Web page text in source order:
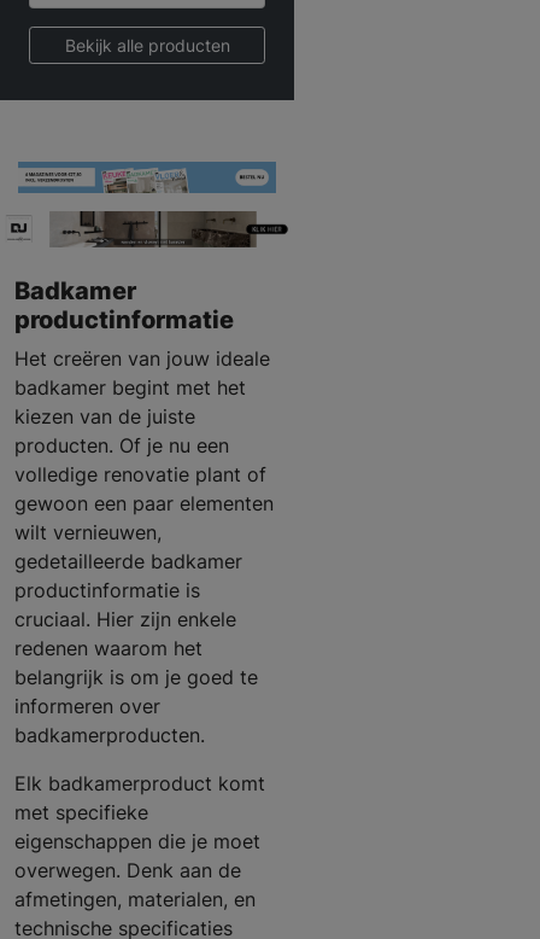
Bekijk alle producten
Badkamer
productinformatie
Het creëren van jouw ideale
badkamer begint met het
kiezen van de juiste
producten. Of je nu een
volledige renovatie plant of
gewoon een paar elementen
wilt vernieuwen,
gedetailleerde badkamer
productinformatie is
cruciaal. Hier zijn enkele
redenen waarom het
belangrijk is om je goed te
informeren over
badkamerproducten.
Elk badkamerproduct komt
met specifieke
eigenschappen die je moet
overwegen. Denk aan de
afmetingen, materialen, en
technische specificaties